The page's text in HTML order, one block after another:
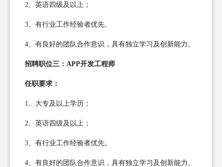
2、英语四级及以上；
3、有行业工作经验者优先。
4、有良好的团队合作意识，具有独立学习及创新能力。
招聘职位三：APP开发工程师
任职要求：
1、大专及以上学历；
2、英语四级及以上；
3、有行业工作经验者优先。
4、有良好的团队合作意识，具有独立学习及创新能力。